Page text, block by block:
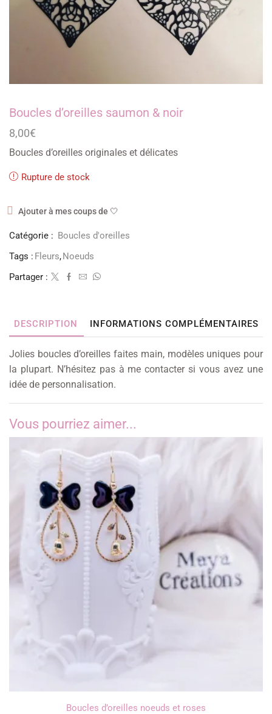
Boucles d’oreilles saumon & noir
8,00€
Boucles d’oreilles originales et délicates
Rupture de stock
Ajouter à mes coups de 🤍
Catégorie : Boucles d'oreilles
Tags : Fleurs, Noeuds
Partager :
DESCRIPTION INFORMATIONS COMPLÉMENTAIRES
Jolies boucles d’oreilles faites main, modèles uniques pour
la plupart. N’hésitez pas à me contacter si vous avez une
idée de personnalisation.
Vous pourriez aimer...
Boucles d’oreilles noeuds et roses